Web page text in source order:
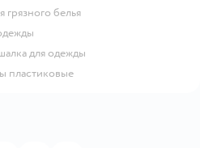
грязного белья
для одежды
пластиковые